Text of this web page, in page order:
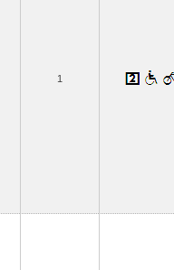
1